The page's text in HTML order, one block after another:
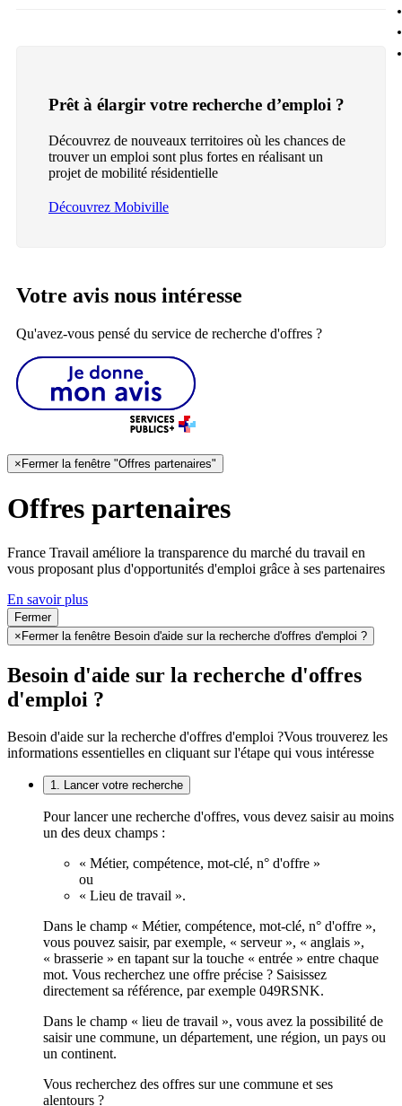
Prêt à élargir votre recherche d’emploi ?
Découvrez de nouveaux territoires où les chances de
trouver un emploi sont plus fortes en réalisant un
projet de mobilité résidentielle
Découvrez Mobiville
Votre avis nous intéresse
Qu'avez-vous pensé du service de recherche d'offres ?
× Fermer la fenêtre "Offres partenaires"
Offres partenaires
France Travail améliore la transparence du marché du travail en
vous proposant plus d'opportunités d'emploi grâce à ses partenaires
En savoir plus
Fermer
×Fermer la fenêtre Besoin d'aide sur la recherche d'offres d'emploi ?
Besoin d'aide sur la recherche d'offres
d'emploi ?
Besoin d'aide sur la recherche d'offres d'emploi ?Vous trouverez les
informations essentielles en cliquant sur l'étape qui vous intéresse
1. Lancer votre recherche
Pour lancer une recherche d'offres, vous devez saisir au moins
un des deux champs :
« Métier, compétence, mot-clé, n° d'offre »
ou
« Lieu de travail ».
Dans le champ « Métier, compétence, mot-clé, n° d'offre »,
vous pouvez saisir, par exemple, « serveur », « anglais »,
« brasserie » en tapant sur la touche « entrée » entre chaque
mot. Vous recherchez une offre précise ? Saisissez
directement sa référence, par exemple 049RSNK.
Dans le champ « lieu de travail », vous avez la possibilité de
saisir une commune, un département, une région, un pays ou
un continent.
Vous recherchez des offres sur une commune et ses
alentours ?